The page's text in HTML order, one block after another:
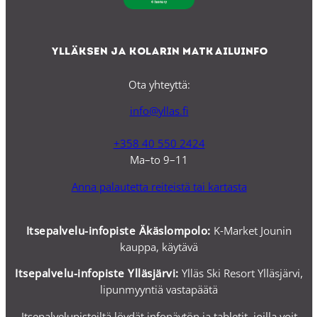
Ylläksen ja Kolarin matkailuinfo
Ota yhteyttä:
info@yllas.fi
+358 40 550 2424
Ma–to 9–11
Anna palautetta reiteistä tai kartasta
Itsepalvelu-infopiste Äkäslompolo: K-Market Jounin
kauppa, käytävä
Itsepalvelu-infopiste Ylläsjärvi: Ylläs Ski Resort Ylläsjärvi,
lipunmyyntiä vastapäätä